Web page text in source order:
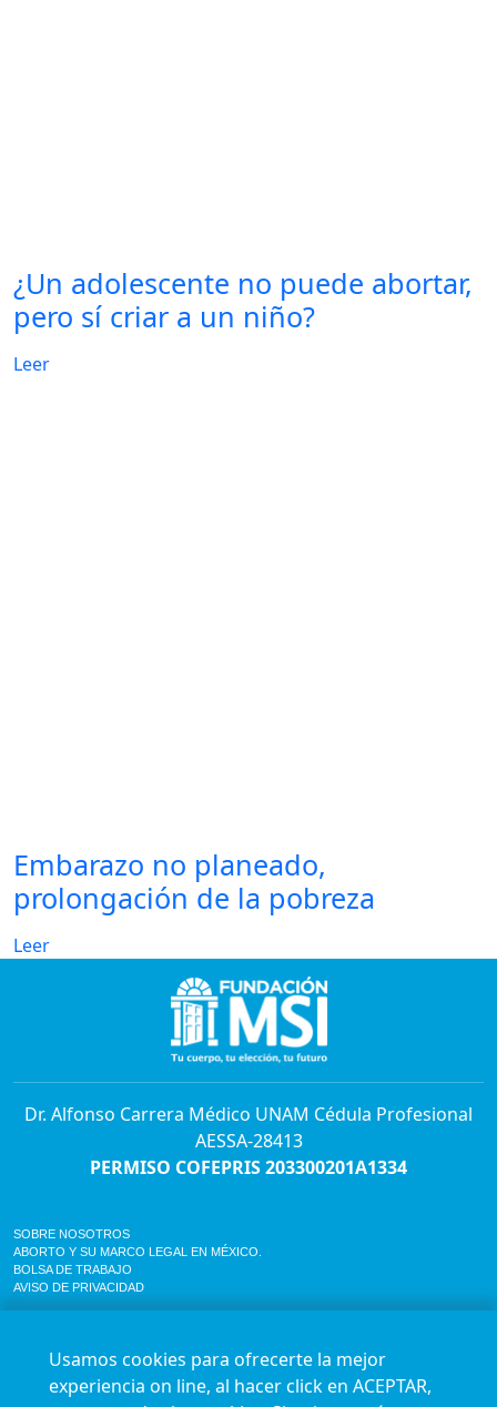
¿Un adolescente no puede abortar,
pero sí criar a un niño?
Leer
Embarazo no planeado,
prolongación de la pobreza
Leer
Dr. Alfonso Carrera Médico UNAM Cédula Profesional
AESSA-28413
PERMISO COFEPRIS 203300201A1334
SOBRE NOSOTROS
ABORTO Y SU MARCO LEGAL EN MÉXICO.
BOLSA DE TRABAJO
AVISO DE PRIVACIDAD
Agenda en línea24/7 aquí
Impact report
Usamos cookies para ofrecerte la mejor
experiencia on line, al hacer click en ACEPTAR,